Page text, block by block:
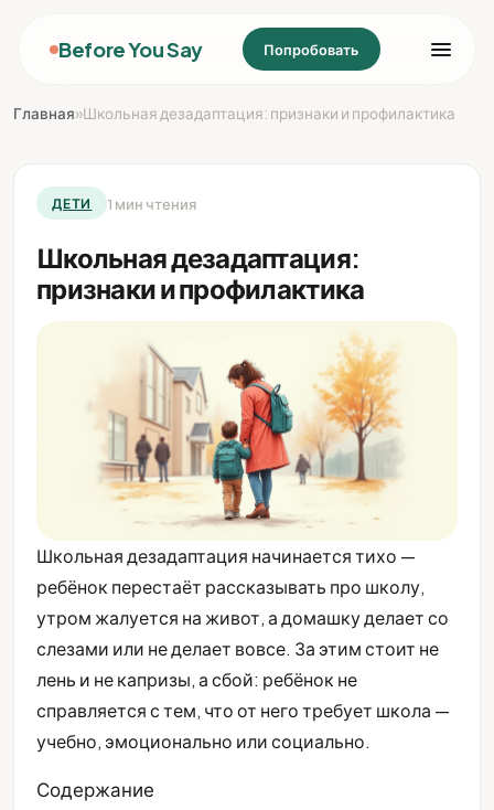
Before You Say Попробовать
Главная»Школьная дезадаптация: признаки и профилактика
ДЕТИ 1 мин чтения
Школьная дезадаптация:
признаки и профилактика
Школьная дезадаптация начинается тихо —
ребёнок перестаёт рассказывать про школу,
утром жалуется на живот, а домашку делает со
слезами или не делает вовсе. За этим стоит не
лень и не капризы, а сбой: ребёнок не
справляется с тем, что от него требует школа —
учебно, эмоционально или социально.
Содержание